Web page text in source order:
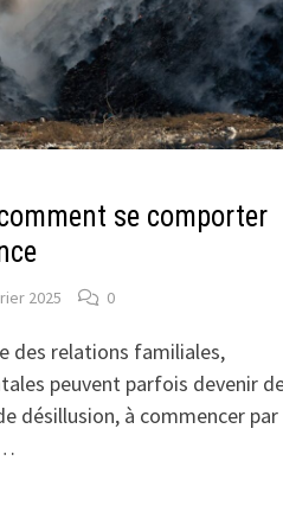
se comporter
2025 0
des relations familiales,
peuvent parfois devenir
désillusion, à commencer par